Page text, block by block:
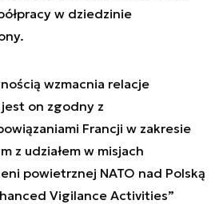
w dziedzinie
wzmacnia relacje
on zgodny z
Francji w zakresie
z udziałem w misjach
powietrznej NATO nad Polską
Vigilance Activities”